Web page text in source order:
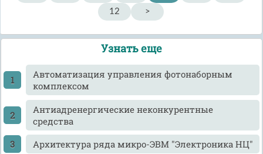
12
>
Узнать еще
Автоматизация управления фотонаборным
комплексом
Антиадренергические неконкурентные
средства
Архитектура ряда микро-ЭВМ "Электроника НЦ"